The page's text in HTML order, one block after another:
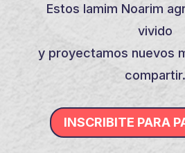
Estos Iamim Noarim
vivido
y proyectamos nuevos
compartir.
INSCRIBITE PARA